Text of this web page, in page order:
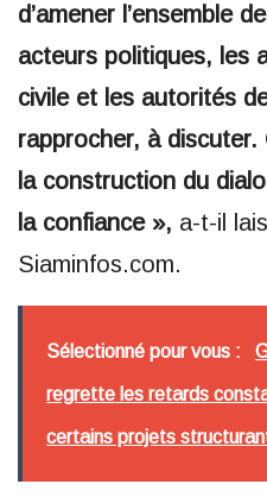
d’amener l’ensemble
acteurs politiques, les
civile et les autorités
rapprocher, à discuter.
la construction du
la confiance », a-t-il
Siaminfos.com.
Sélectionné pour vous :
regrette les retards
certains projets